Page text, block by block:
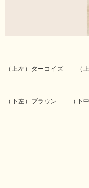
（上左）ターコイズ （
（下左）ブラウン （下